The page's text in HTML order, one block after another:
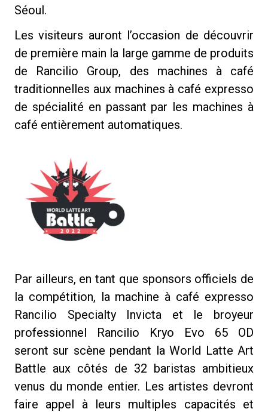
Séoul.
Les visiteurs auront l’occasion de découvrir
de première main la large gamme de produits
de Rancilio Group, des machines à café
traditionnelles aux machines à café expresso
de spécialité en passant par les machines à
café entièrement automatiques.
Par ailleurs, en tant que sponsors officiels de
la compétition, la machine à café expresso
Rancilio Specialty Invicta et le broyeur
professionnel Rancilio Kryo Evo 65 OD
seront sur scène pendant la World Latte Art
Battle aux côtés de 32 baristas ambitieux
venus du monde entier. Les artistes devront
faire appel à leurs multiples capacités et